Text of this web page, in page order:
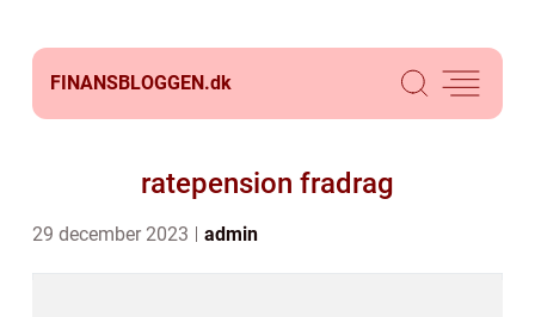
FINANSBLOGGEN.dk
ratepension fradrag
29 december 2023 admin